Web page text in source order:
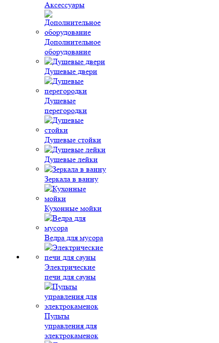
Аксессуары
Дополнительное
оборудование
Душевые двери
Душевые
перегородки
Душевые стойки
Душевые лейки
Зеркала в ванну
Кухонные мойки
Ведра для мусора
Электрические
печи для сауны
Пульты
управления для
электрокаменок